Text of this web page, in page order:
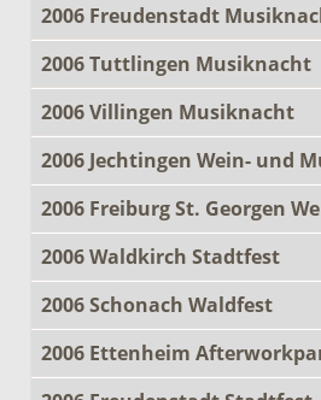
2006 Freudenstadt
2006 Tuttlingen Musiknacht
2006 Villingen Musiknacht
2006 Jechtingen Wein- und
2006 Freiburg St. Georgen
2006 Waldkirch Stadtfest
2006 Schonach Waldfest
2006 Ettenheim